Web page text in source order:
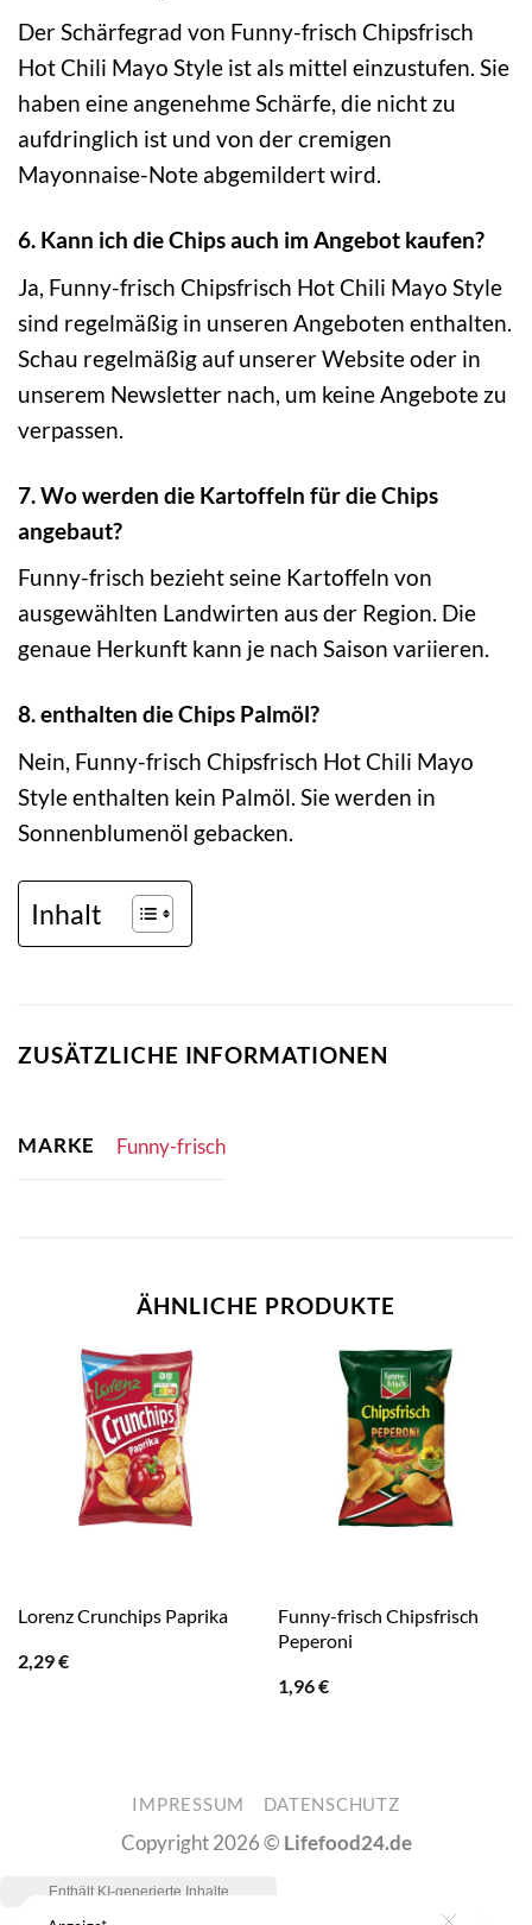
Der Schärfegrad von Funny-frisch Chipsfrisch
Hot Chili Mayo Style ist als mittel einzustufen. Sie
haben eine angenehme Schärfe, die nicht zu
aufdringlich ist und von der cremigen
Mayonnaise-Note abgemildert wird.
6. Kann ich die Chips auch im Angebot kaufen?
Ja, Funny-frisch Chipsfrisch Hot Chili Mayo Style
sind regelmäßig in unseren Angeboten enthalten.
Schau regelmäßig auf unserer Website oder in
unserem Newsletter nach, um keine Angebote zu
verpassen.
7. Wo werden die Kartoffeln für die Chips
angebaut?
Funny-frisch bezieht seine Kartoffeln von
ausgewählten Landwirten aus der Region. Die
genaue Herkunft kann je nach Saison variieren.
8. enthalten die Chips Palmöl?
Nein, Funny-frisch Chipsfrisch Hot Chili Mayo
Style enthalten kein Palmöl. Sie werden in
Sonnenblumenöl gebacken.
Inhalt
ZUSÄTZLICHE INFORMATIONEN
MARKE Funny-frisch
ÄHNLICHE PRODUKTE
Lorenz Crunchips Paprika
2,29€
Funny-frisch Chipsfrisch
Peperoni
1,96€
IMPRESSUM DATENSCHUTZ
Copyright 2026 © Lifefood24.de